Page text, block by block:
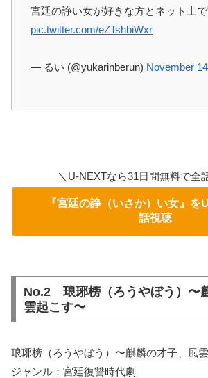
宮廷の諍い女が好きな方とネット上
pic.twitter.com/eZTshbiWxr
— るい (@yukarinberun) November
＼U-NEXTなら31日間無料で全
『宮廷の諍（いさか）い女』を
話視聴
No.2 琅琊榜（ろうやぼう）〜
雲起こす〜
琅琊榜（ろうやぼう）〜麒麟の才子、風
ジャンル：宮廷復讐時代劇